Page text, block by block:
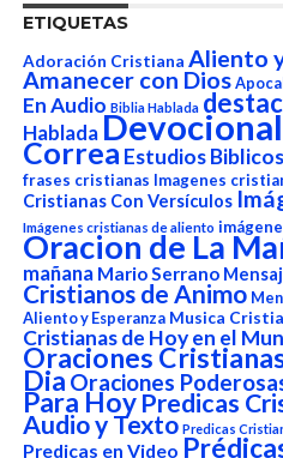
ETIQUETAS
Adoración Cristiana Aliento
Amanecer con Dios
En Audio Biblia Hablada
Hablada
Correa Estudios Biblicos
frases cristianas Imagenes
Cristianas Con Versículos
Imágenes cristianas de aliento
Oracion de La
mañana Mario Serrano
Cristianos de Animo
Aliento y Esperanza Musica
Cristianas de Hoy en el
Oraciones
DiaOraciones
Para Hoy Predicas
Audio y Texto Predicas
Predicas en Video